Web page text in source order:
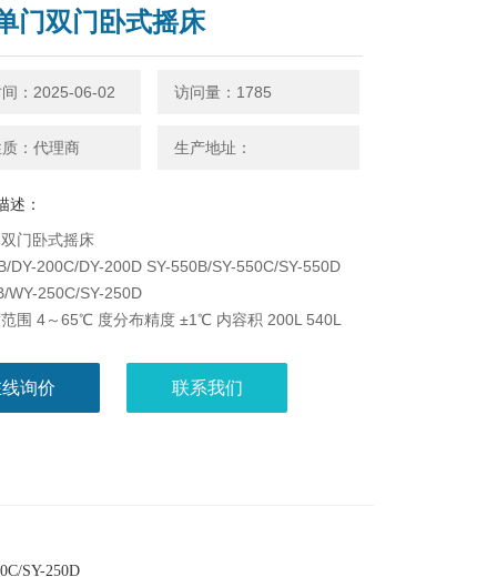
门双门卧式摇床
：2025-06-02 访问量：1785
：代理商 生产地址：
述：
门卧式摇床
DY-200C/DY-200D SY-550B/SY-550C/SY-550D
WY-250C/SY-250D
围 4～65℃ 度分布精度 ±1℃ 内容积 200L 540L
询价 联系我们
SY-250D